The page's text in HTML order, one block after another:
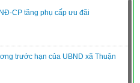
CP tăng phụ cấp ưu đãi
trước hạn của UBND xã Thuận